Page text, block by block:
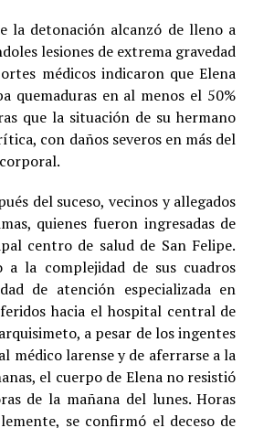
la detonación alcanzó de lleno a
lesiones de extrema gravedad
médicos indicaron que Elena
quemaduras en al menos el 50%
que la situación de su hermano
con daños severos en más del
del suceso, vecinos y allegados
quienes fueron ingresadas de
centro de salud de San Felipe.
a la complejidad de sus cuadros
de atención especializada en
hacia el hospital central de
a pesar de los ingentes
médico larense y de aferrarse a la
el cuerpo de Elena no resistió
de la mañana del lunes. Horas
se confirmó el deceso de